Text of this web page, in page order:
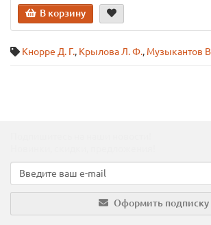
В корзину
Кнорре Д. Г., Крылова Л. Ф., Музыкантов
Оформить подписку